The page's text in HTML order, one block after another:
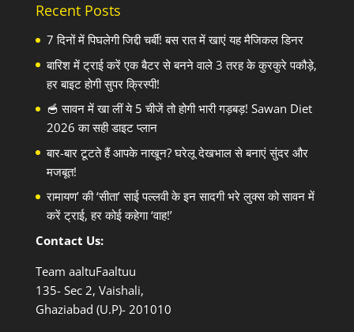
Recent Posts
7 दिनों में पिघलेगी जिद्दी चर्बी! बस रात में खाएं यह मैजिकल डिनर
बारिश में ट्राई करें एक बैटर से बनने वाले 3 तरह के कुरकुरे पकौड़े,
हर बाइट होगी सुपर क्रिस्पी!
🥣 सावन में खा लीं ये 5 चीजें तो होगी भारी गड़बड़! Sawan Diet
2026 का सही डाइट प्लान
बार-बार टूटते हैं आपके नाखून? घरेलू देखभाल से बनाएं सुंदर और
मजबूत!
रामायण’ की ‘सीता’ साई पल्लवी के इन सादगी भरे लुक्स को सावन में
करें ट्राई, हर कोई कहेगा ‘वाह!’
Contact Us:
Team aaltuFaaltuu
135- Sec 2, Vaishali,
Ghaziabad (U.P)- 201010